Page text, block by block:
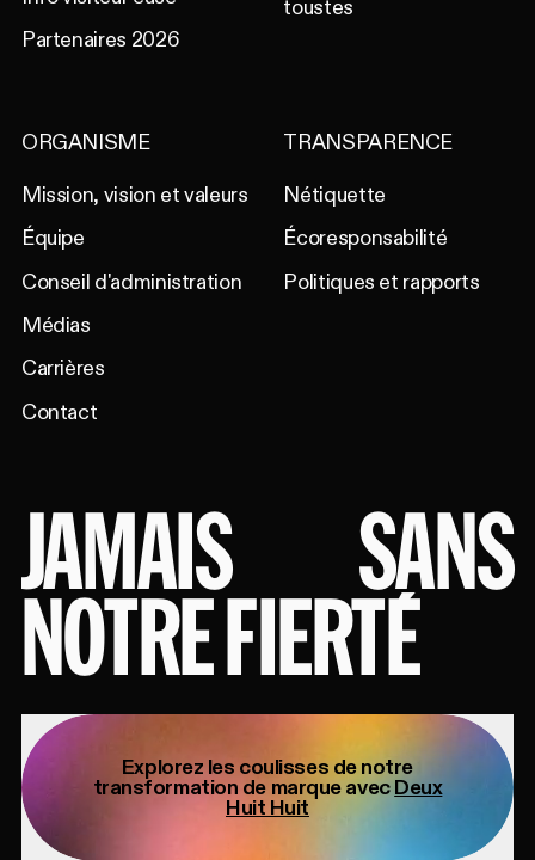
Partenaires 2026
toustes
ORGANISME
Mission, vision et valeurs
Équipe
Conseil d'administration
Médias
Carrières
Contact
TRANSPARENCE
Nétiquette
Écoresponsabilité
Politiques et rapports
JAMAIS SANS
NOTRE FIERTÉ
Explorez les coulisses de notre
transformation de marque avecDeux
Huit Huit